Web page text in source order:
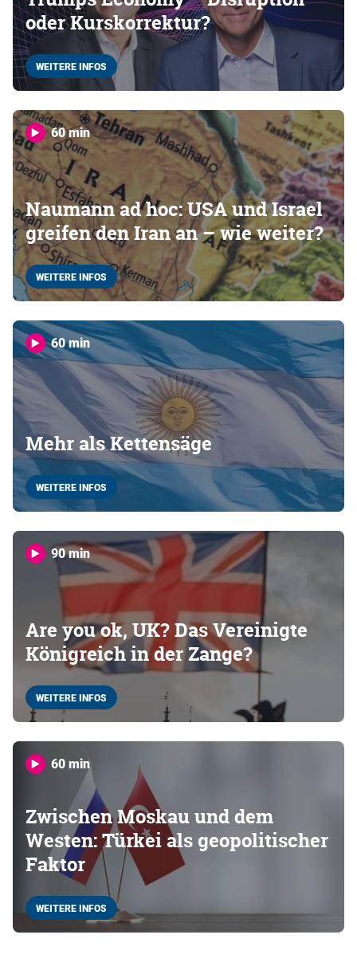
oder Kurskorrektur?
WEITERE INFOS
60 min
Naumann ad hoc: USA und Israel
greifen den Iran an – wie weiter?
WEITERE INFOS
60 min
Mehr als Kettensäge
WEITERE INFOS
90 min
Are you ok, UK? Das Vereinigte
Königreich in der Zange?
WEITERE INFOS
60 min
Zwischen Moskau und dem
Westen: Türkei als geopolitischer
Faktor
WEITERE INFOS